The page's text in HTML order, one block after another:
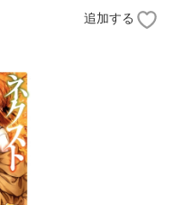
追加する